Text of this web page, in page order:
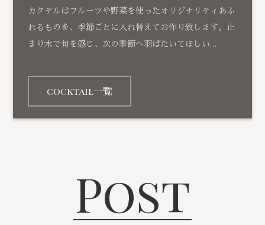
カクテルはフルーツや野菜を使ったオリジナリティあふ
れるものを、季節ごとに入れ替えてお作り致します。止
まり木で旬を感じ、次の季節へ羽ばたいてほしい…
cocktail一覧
Post